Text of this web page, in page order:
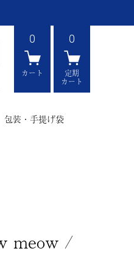
0
カート
0
定期
カート
包装・手提げ袋
meow /